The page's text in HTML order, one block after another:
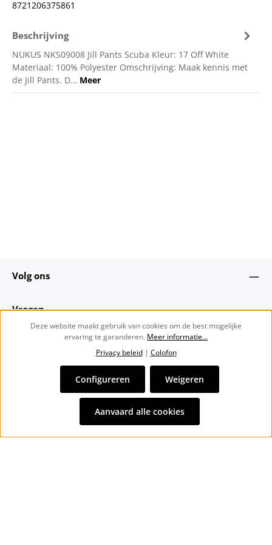
8721206375861
Beschrijving
NUKUS NKS09008 Jill Pants Scuba Kleur: 17 Off White
Materiaal: 100% Polyester Omschrijving: Maak kennis met
de Jill Pants. D… Meer
Volg ons
Vragen
Alle prijzen incl. btw plusverzendkosten
bezorgkosten, indien niet anders vermeld.
Deze website maakt gebruik van cookies om de best mogelijke
ervaring te garanderen. Meer informatie...
Privacy beleid| Colofon
Weigeren
Configureren
Aanvaard alle cookies